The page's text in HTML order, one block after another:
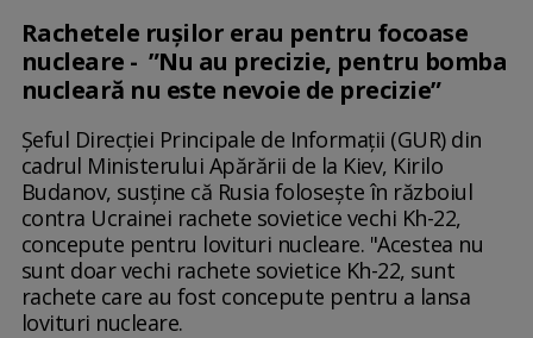
Rachetele rușilor erau pentru focoase
nucleare - ”Nu au precizie, pentru bomba
nucleară nu este nevoie de precizie”
Şeful Direcţiei Principale de Informaţii (GUR) din
cadrul Ministerului Apărării de la Kiev, Kirilo
Budanov, susţine că Rusia foloseşte în războiul
contra Ucrainei rachete sovietice vechi Kh-22,
concepute pentru lovituri nucleare. "Acestea nu
sunt doar vechi rachete sovietice Kh-22, sunt
rachete care au fost concepute pentru a lansa
lovituri nucleare.